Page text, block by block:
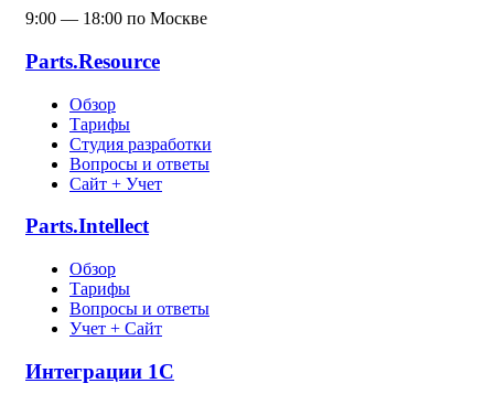
9:00 — 18:00 по Москве
Parts.Resource
Обзор
Тарифы
Студия разработки
Вопросы и ответы
Сайт + Учет
Parts.Intellect
Обзор
Тарифы
Вопросы и ответы
Учет + Сайт
Интеграции 1С